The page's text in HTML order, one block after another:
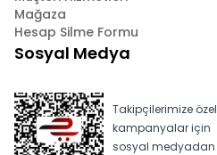
Mağaza
Hesap Silme Formu
Sosyal Medya
Takipçilerimize özel
kampanyalar için
sosyal medyadan